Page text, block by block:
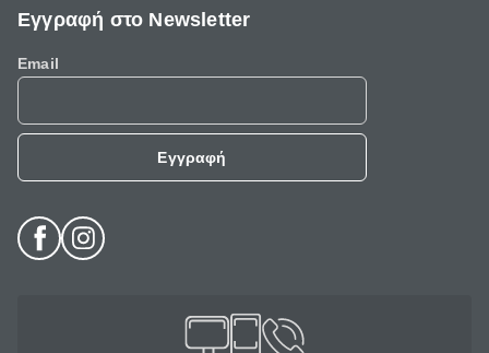
Εγγραφή στο Newsletter
Email
Εγγραφή